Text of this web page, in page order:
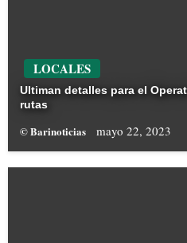
LOCALES
Ultiman detalles para el
rutas
© Barinoticias mayo 22, 2023